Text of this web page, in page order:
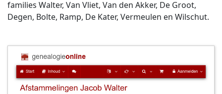
families Walter, Van Vliet, Van den Akker, De Groot,
Degen, Bolte, Ramp, De Kater, Vermeulen en Wilschut.